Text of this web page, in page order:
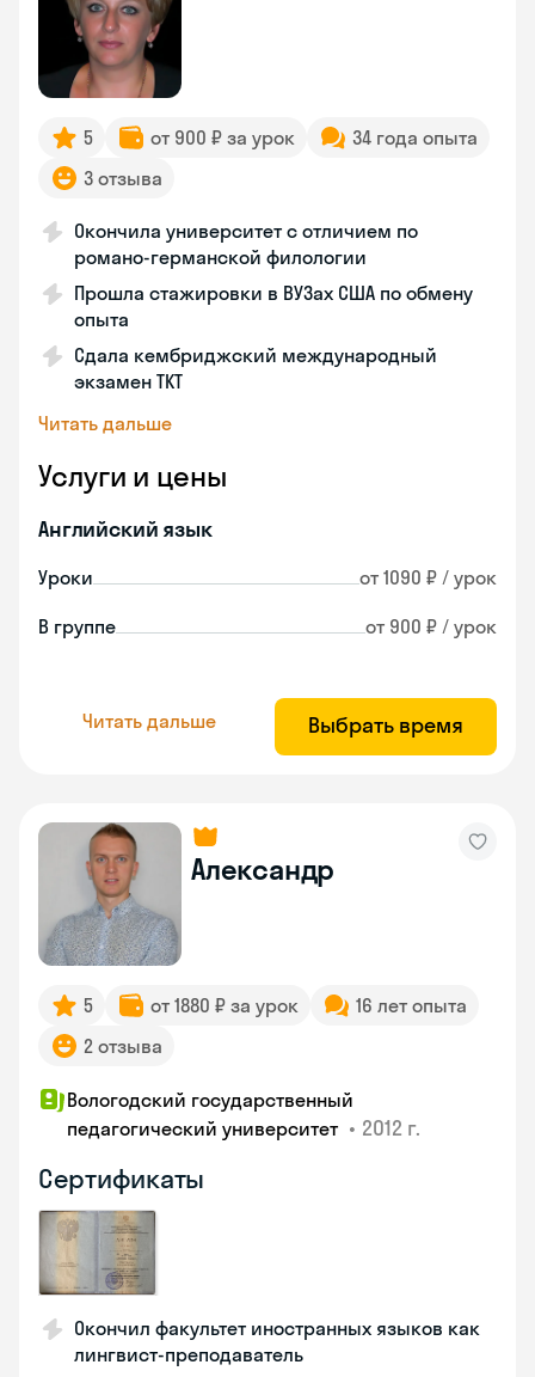
5 от 900 ₽ за урок
34 года опыта
3 отзыва
Окончила университет с отличием по
романо-германской филологии
Прошла стажировки в ВУЗах США по обмену
опыта
Сдала кембриджский международный
экзамен TKT
Читать дальше
Услуги и цены
Английский язык
Уроки от 1090 ₽ / урок
В группе от 900 ₽ / урок
Читать дальше Выбрать время
Александр
5 от 1880 ₽ за урок
16 лет опыта
2 отзыва
Вологодский государственный
педагогический университет • 2012 г.
Сертификаты
Окончил факультет иностранных языков как
лингвист-преподаватель